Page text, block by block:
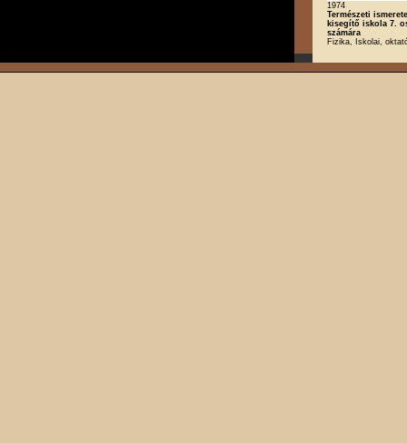
1974
Természeti
kisegítő iskola 7.
számára
Fizika, Iskolai,